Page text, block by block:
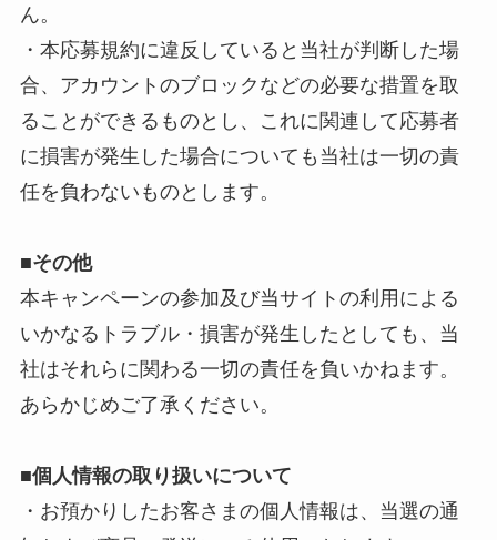
ん。
・本応募規約に違反していると当社が判断した場
合、アカウントのブロックなどの必要な措置を取
ることができるものとし、これに関連して応募者
に損害が発生した場合についても当社は一切の責
任を負わないものとします。
■その他
本キャンペーンの参加及び当サイトの利用による
いかなるトラブル・損害が発生したとしても、当
社はそれらに関わる一切の責任を負いかねます。
あらかじめご了承ください。
■個人情報の取り扱いについて
・お預かりしたお客さまの個人情報は、当選の通